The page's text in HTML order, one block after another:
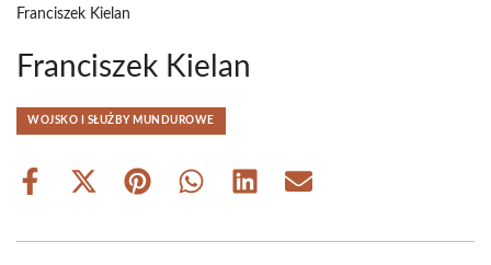
Franciszek Kielan
Franciszek Kielan
WOJSKO I SŁUŻBY MUNDUROWE
Share
Share
(Twitter)
Share Share Share Share